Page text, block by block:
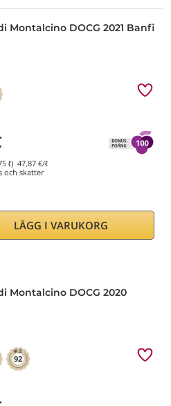
Montalcino DOCG 2021 Banfi
ℓ) 47,87 €/ℓ
och skatter
LÄGG I VARUKORG
Montalcino DOCG 2020
92